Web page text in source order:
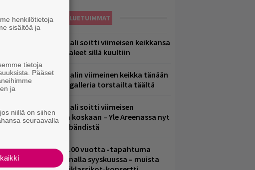
LUETUIMMAT
Eppu Normaali soitti viimeisen keikkansa
– nämä kappaleet sillä kuultiin
Eppu Normaalin viimeinen keikka tänään
– katso kuvagalleria torstailta täältä
Eppu Normaali soitti viimeisen
konserttinsa koskaan – Yle Areenassa nyt
dokumentti bändistä
Valtava Yle 100 vuotta -tapahtuma
Veikkaus Arenalla syyskuussa – muista
henkilötietoja
sisältöä ja
tietoja
Pääset
ja
niillä on siihen
seuraavalla